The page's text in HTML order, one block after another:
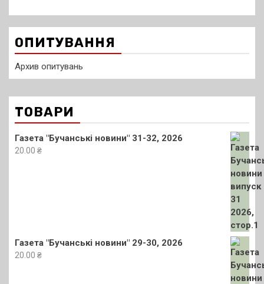
ОПИТУВАННЯ
Архив опитувань
ТОВАРИ
Газета "Бучанські новини" 31-32, 2026
20.00 ₴
Газета "Бучанські новини" 29-30, 2026
20.00 ₴